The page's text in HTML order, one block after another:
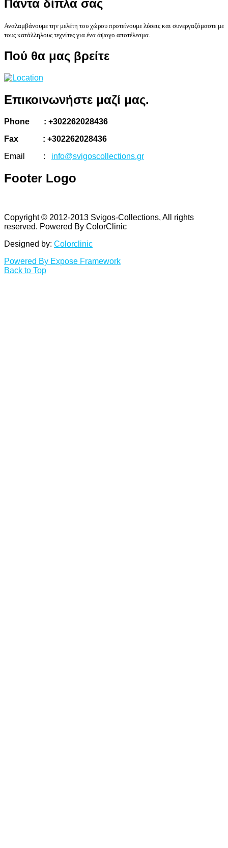
Πάντα δίπλα σας
Αναλαμβάνουμε την μελέτη του χώρου προτείνουμε λύσεις και συνεργαζόμαστε με
τους κατάλληλους τεχνίτες για ένα άψογο αποτέλεσμα.
Πού θα μας βρείτε
Επικοινωνήστε μαζί μας.
Phone : +302262028436
Fax : +302262028436
Email : info@svigoscollections.gr
Footer Logo
Copyright © 2012-2013 Svigos-Collections, All rights
reserved. Powered By ColorClinic
Designed by: Colorclinic
Powered By Expose Framework
Back to Top